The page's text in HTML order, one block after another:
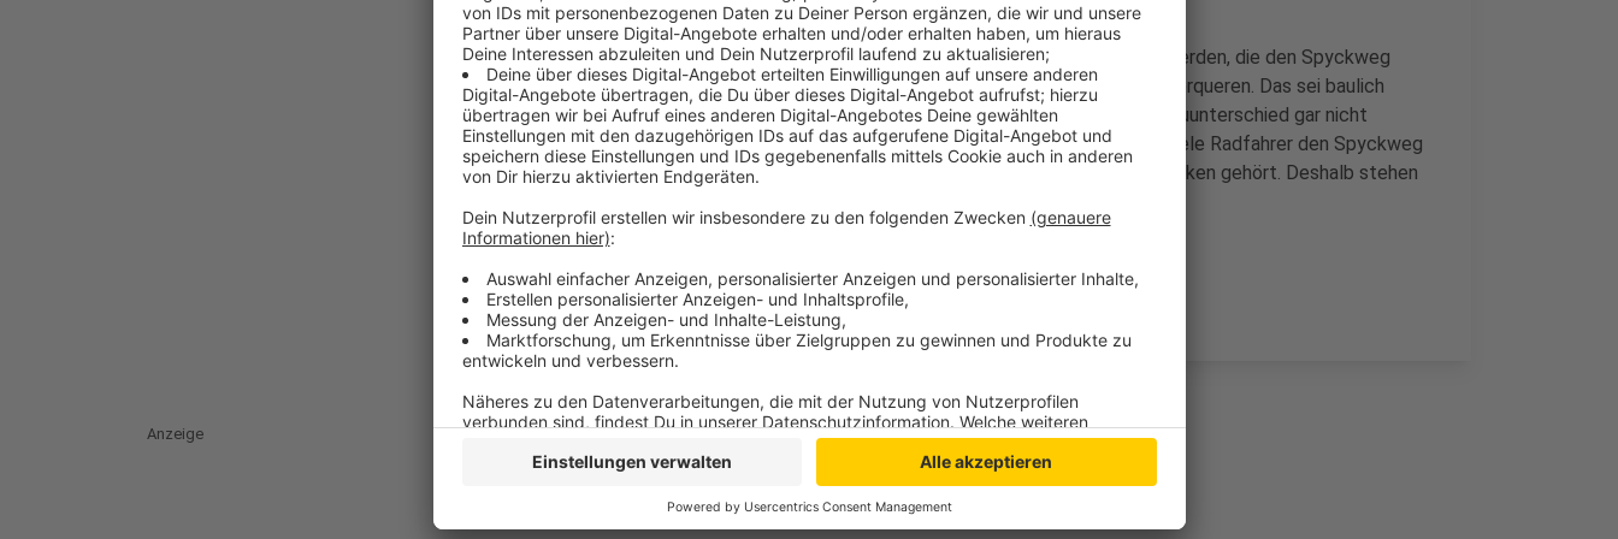
Zunächst sollen in den Sommermonaten die Radfahrer gezählt werden, die den Spyckweg
nutzen, dann auf die Kreisstraße treffen und versuchen sie zu überqueren. Das sei baulich
nämlich aufgrund von Leitplanken, einem Graben und einem Niveauunterschied gar nicht
möglich, so die Kommission. Hintergrund ist auch, das offenbar viele Radfahrer den Spyckweg
nutzen, obwohl er nicht zum Fahrradroutennetz der Gemeinde Kerken gehört. Deshalb stehen
Anzeige